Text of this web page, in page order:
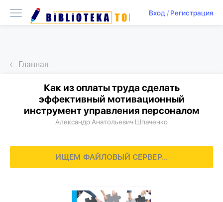
Вход/ Регистрация
Главная
Как из оплаты труда сделать
эффективный мотивационный
инструмент управления персоналом
Александр Анатольевич Шпаченко
ИЩЕМ ФАЙЛОВЫЙ СЕРВЕР...